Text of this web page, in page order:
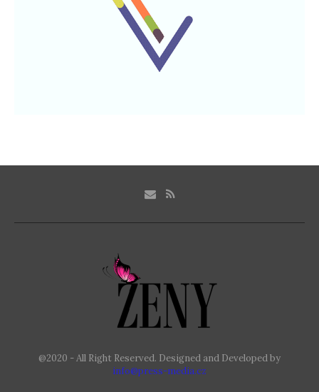
@2020 - All Right Reserved. Designed and Developed by
info@press-media.cz